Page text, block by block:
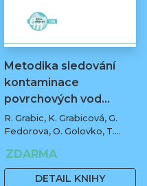
Metodika sledování
kontaminace
povrchových vod…
R. Grabic, K. Grabicová, G.
Fedorova, O. Golovko, T.
ZDARMA
DETAIL KNIHY